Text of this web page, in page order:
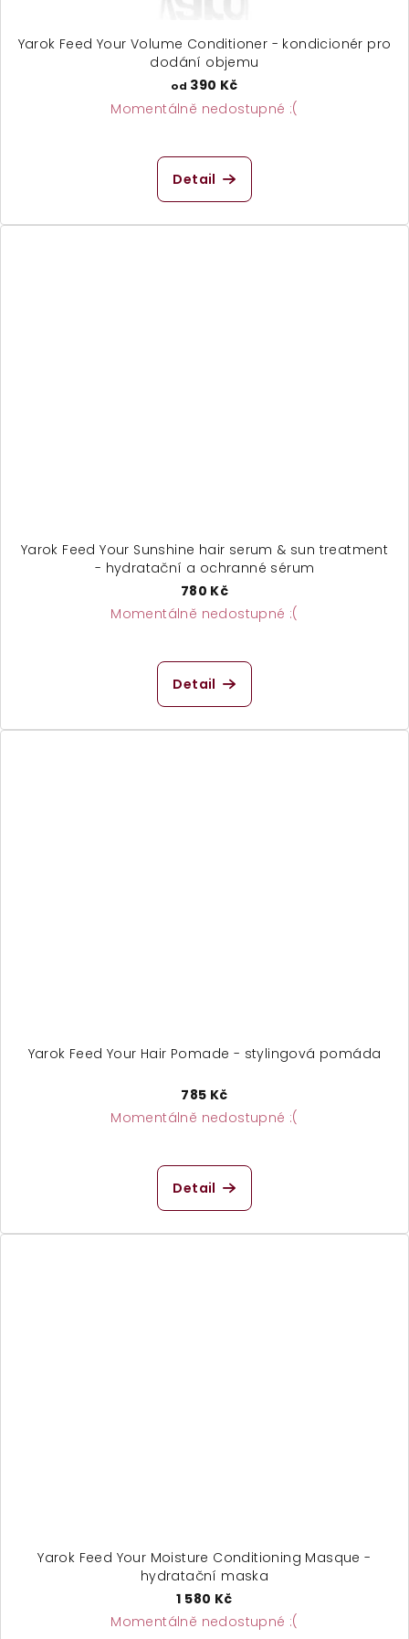
Yarok Feed Your Volume Conditioner - kondicionér pro
dodání objemu
od 390 Kč
Momentálně nedostupné :(
Detail
Yarok Feed Your Sunshine hair serum & sun treatment
- hydratační a ochranné sérum
780 Kč
Momentálně nedostupné :(
Detail
Yarok Feed Your Hair Pomade - stylingová pomáda
785 Kč
Momentálně nedostupné :(
Detail
Yarok Feed Your Moisture Conditioning Masque -
hydratační maska
1 580 Kč
Momentálně nedostupné :(